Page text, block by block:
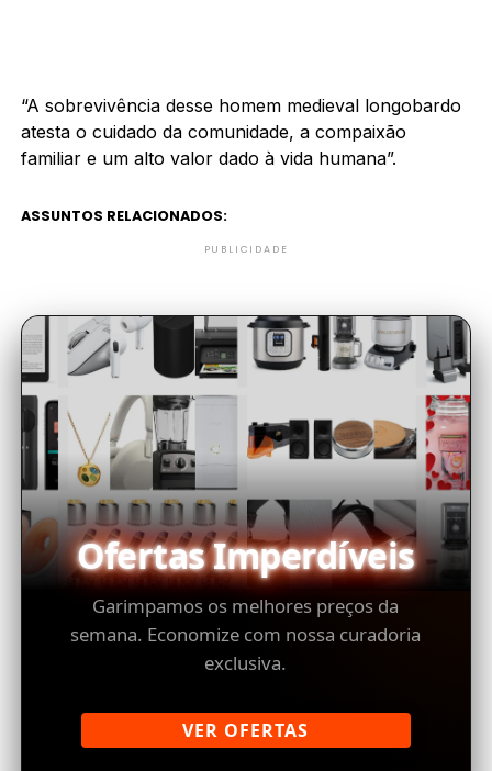
“A sobrevivência desse homem medieval longobardo
atesta o cuidado da comunidade, a compaixão
familiar e um alto valor dado à vida humana”.
ASSUNTOS RELACIONADOS:
PUBLICIDADE
Ofertas Imperdíveis
Garimpamos os melhores preços da
semana. Economize com nossa curadoria
exclusiva.
VER OFERTAS